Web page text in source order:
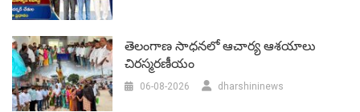
తెలంగాణ సాధనలో ఆచార్య ఆశయాలు
చిరస్మరణీయం
06-08-2026 dharshininews